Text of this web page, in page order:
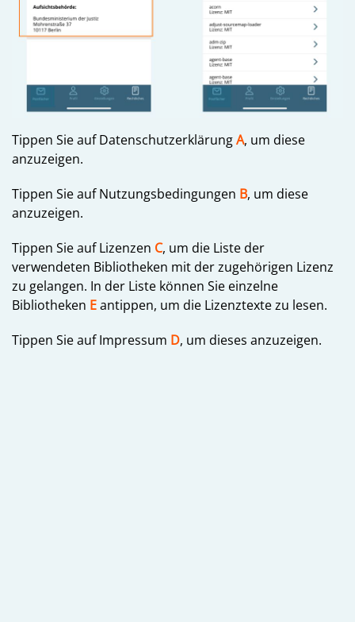
Tippen Sie auf DatenschutzerklärungA, um diese
anzuzeigen.
Tippen Sie auf Nutzungsbedingungen B, um diese
anzuzeigen.
Tippen Sie auf Lizenzen C, um die Liste der
verwendeten Bibliotheken mit der zugehörigen Lizenz
zu gelangen. In der Liste können Sie einzelne
Bibliotheken Eantippen, um die Lizenztexte zu lesen.
Tippen Sie auf Impressum D, um dieses anzuzeigen.